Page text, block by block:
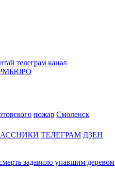
телеграм канал
пожар Смоленск
ТЕЛЕГРАМ ДЗЕН
задавило упавшим деревом